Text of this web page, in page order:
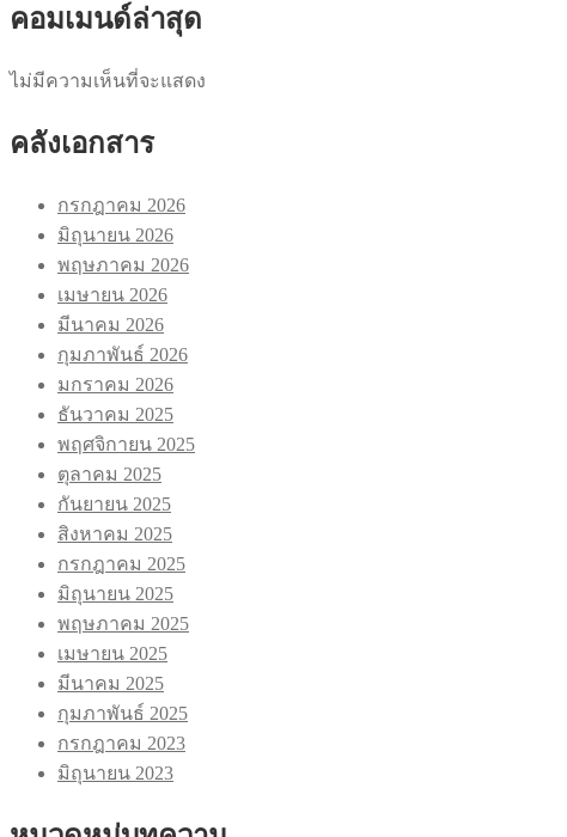
คอมเมนด์ล่าสุด
ไม่มีความเห็นที่จะแสดง
คลังเอกสาร
กรกฎาคม 2026
มิถุนายน 2026
พฤษภาคม 2026
เมษายน 2026
มีนาคม 2026
กุมภาพันธ์ 2026
มกราคม 2026
ธันวาคม 2025
พฤศจิกายน 2025
ตุลาคม 2025
กันยายน 2025
สิงหาคม 2025
กรกฎาคม 2025
มิถุนายน 2025
พฤษภาคม 2025
เมษายน 2025
มีนาคม 2025
กุมภาพันธ์ 2025
กรกฎาคม 2023
มิถุนายน 2023